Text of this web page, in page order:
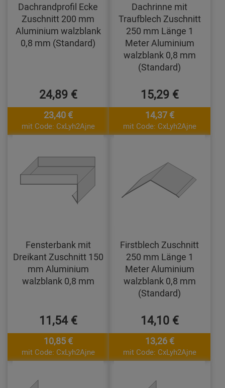
Dachrandprofil Ecke
Zuschnitt 200 mm
Aluminium walzblank
0,8 mm (Standard)
24,89 €
23,40 €
mit Code: CxLyh2Ajne
Dachrinne mit
Traufblech Zuschnitt
250 mm Länge 1
Meter Aluminium
walzblank 0,8 mm
(Standard)
15,29 €
14,37 €
mit Code: CxLyh2Ajne
Fensterbank mit
Dreikant Zuschnitt 150
mm Aluminium
walzblank 0,8 mm
11,54 €
10,85 €
mit Code: CxLyh2Ajne
Firstblech Zuschnitt
250 mm Länge 1
Meter Aluminium
walzblank 0,8 mm
(Standard)
14,10 €
13,26 €
mit Code: CxLyh2Ajne